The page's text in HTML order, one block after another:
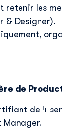
les
& Designer).
de
de 4
Manager.